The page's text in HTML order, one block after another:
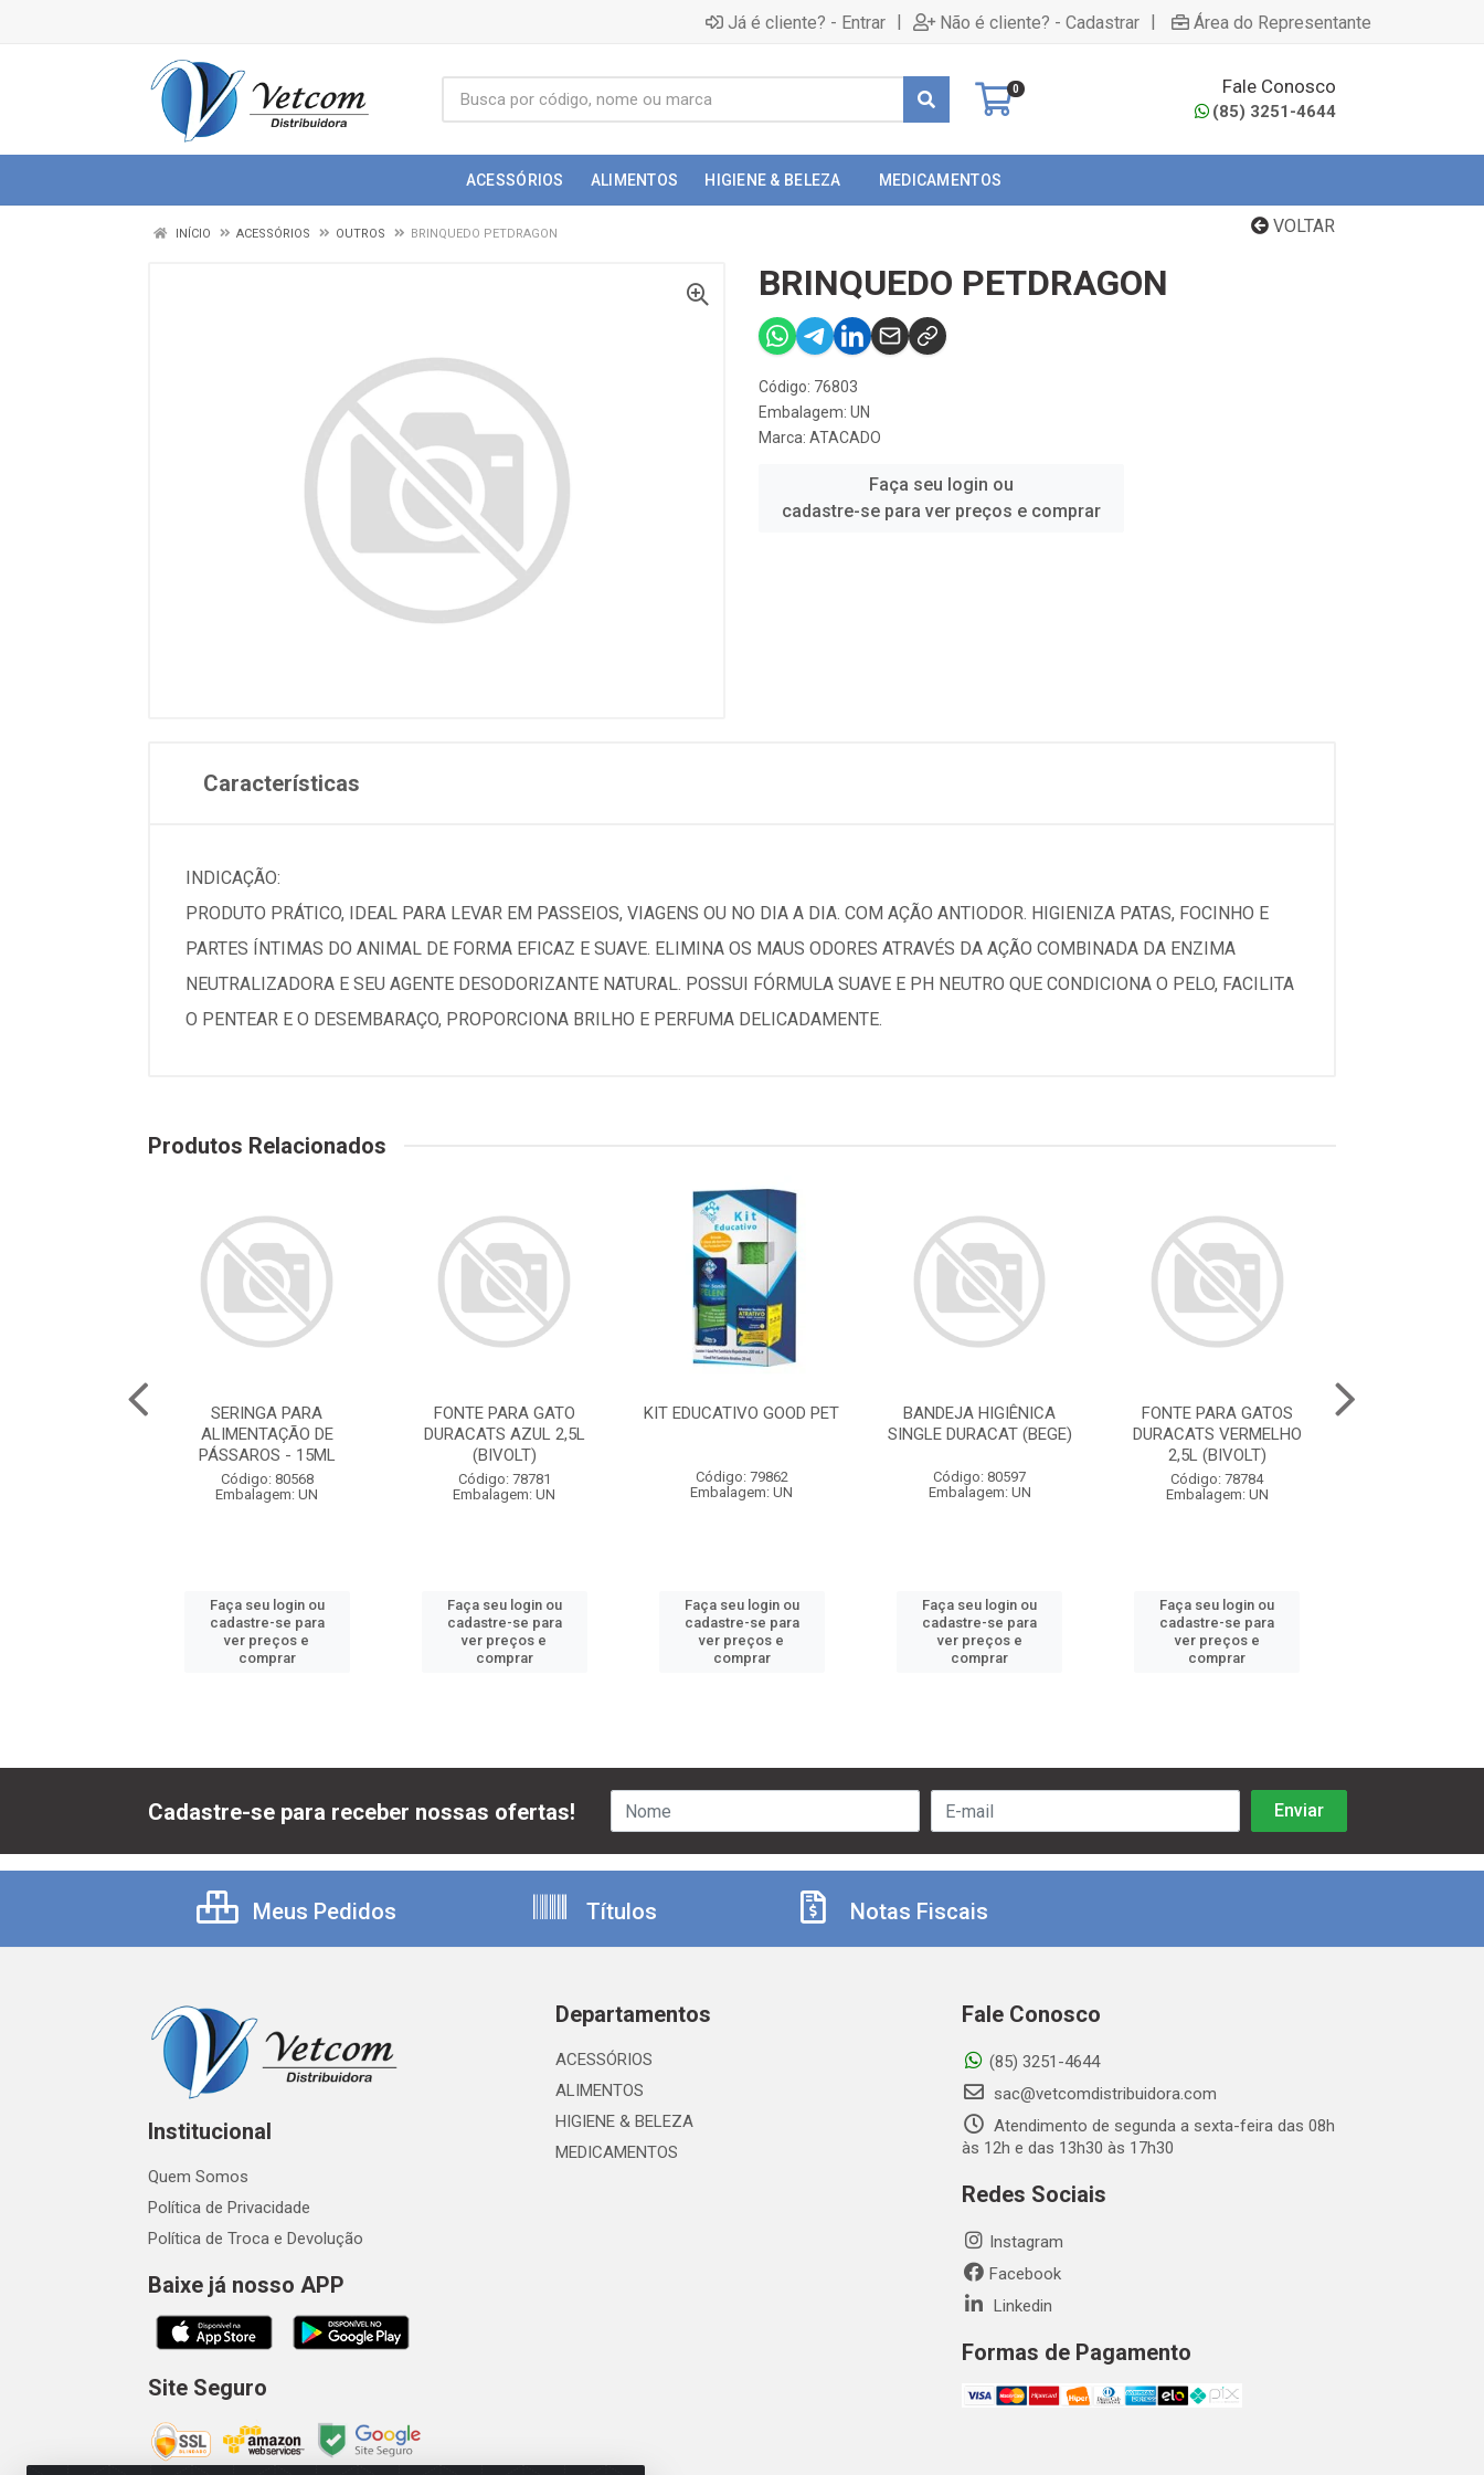
Já é cliente? - Entrar | Não é cliente? - Cadastrar | Área do Representante
0 Fale Conosco
(85) 3251-4644
ACESSÓRIOS ALIMENTOS HIGIENE & BELEZA MEDICAMENTOS
VOLTAR
INÍCIO ACESSÓRIOS OUTROS BRINQUEDO PETDRAGON
BRINQUEDO PETDRAGON
Código: 76803
Embalagem: UN
Marca: ATACADO
Faça seu login ou
cadastre-se para ver preços e comprar
Características
INDICAÇÃO:
PRODUTO PRÁTICO, IDEAL PARA LEVAR EM PASSEIOS, VIAGENS OU NO DIA A DIA. COM AÇÃO ANTIODOR. HIGIENIZA PATAS, FOCINHO E
PARTES ÍNTIMAS DO ANIMAL DE FORMA EFICAZ E SUAVE. ELIMINA OS MAUS ODORES ATRAVÉS DA AÇÃO COMBINADA DA ENZIMA
NEUTRALIZADORA E SEU AGENTE DESODORIZANTE NATURAL. POSSUI FÓRMULA SUAVE E PH NEUTRO QUE CONDICIONA O PELO, FACILITA
O PENTEAR E O DESEMBARAÇO, PROPORCIONA BRILHO E PERFUMA DELICADAMENTE.
Produtos Relacionados
SERINGA PARA
ALIMENTAÇÃO DE
PÁSSAROS - 15ML
Código: 80568
Embalagem: UN
Faça seu login ou
cadastre-se para
ver preços e
comprar
FONTE PARA GATO
DURACATS AZUL 2,5L
(BIVOLT)
Código: 78781
Embalagem: UN
Faça seu login ou
cadastre-se para
ver preços e
comprar
KIT EDUCATIVO GOOD PET
Código: 79862
Embalagem: UN
Faça seu login ou
cadastre-se para
ver preços e
comprar
BANDEJA HIGIÊNICA
SINGLE DURACAT (BEGE)
Código: 80597
Embalagem: UN
Faça seu login ou
cadastre-se para
ver preços e
comprar
FONTE PARA GATOS
DURACATS VERMELHO
2,5L (BIVOLT)
Código: 78784
Embalagem: UN
Faça seu login ou
cadastre-se para
ver preços e
comprar
Cadastre-se para receber nossas ofertas!
Meus Pedidos Títulos Notas Fiscais
Institucional
Quem Somos
Política de Privacidade
Política de Troca e Devolução
Baixe já nosso APP
Site Seguro
Departamentos
ACESSÓRIOS
ALIMENTOS
HIGIENE & BELEZA
MEDICAMENTOS
Fale Conosco
(85) 3251-4644
sac@vetcomdistribuidora.com
Atendimento de segunda a sexta-feira das 08h
às 12h e das 13h30 às 17h30
Redes Sociais
Instagram
Facebook
Linkedin
Formas de Pagamento